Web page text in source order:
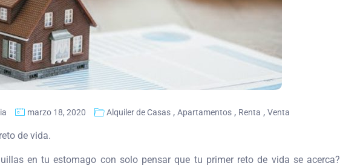
marzo 18, 2020 Alquiler de Casas , Apartamentos , Renta , Venta
de vida.
en tu estomago con solo pensar que tu primer reto de vida se acerca?